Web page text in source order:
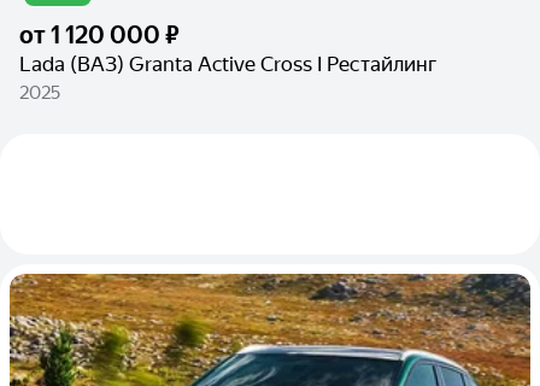
от1 120 000 ₽
Lada (ВАЗ) Granta Active Cross I Рестайлинг
2025